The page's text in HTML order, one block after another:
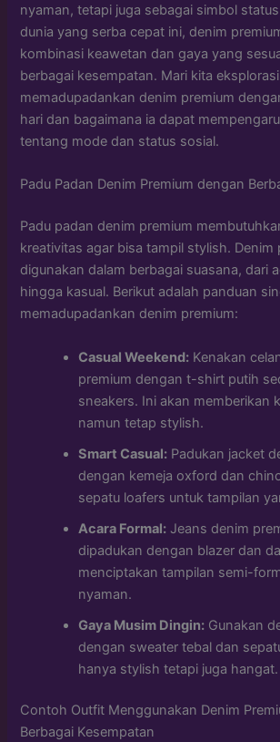
nyaman, tetapi juga sebagai simbol
dunia yang serba cepat ini, denim
kombinasi keawetan dan gaya yang
berbagai kesempatan. Mari kita
memadupadankan denim premium
hari dan bagaimana ia dapat
tentang mode dan status sosial.
Padu Padan Denim Premium dengan
Padu padan denim premium
kreativitas agar bisa tampil stylish. Denim
digunakan dalam berbagai suasana, dari
hingga kasual. Berikut adalah panduan
memadupadankan denim premium:
Casual Weekend: Kenakan
premium dengan t-shirt putih
sneakers. Ini akan memberikan
namun tetap stylish.
Smart Casual: Padukan jacket
dengan kemeja oxford dan
sepatu loafers untuk tampilan
Acara Formal: Jeans denim
dipadukan dengan blazer dan
menciptakan tampilan semi-
nyaman.
Gaya Musim Dingin: Gunakan
dengan sweater tebal dan
hanya stylish tetapi juga hangat.
Contoh Outfit Menggunakan Denim
Berbagai Kesempatan